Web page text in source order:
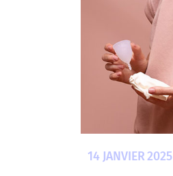
14 JANVIER 2025